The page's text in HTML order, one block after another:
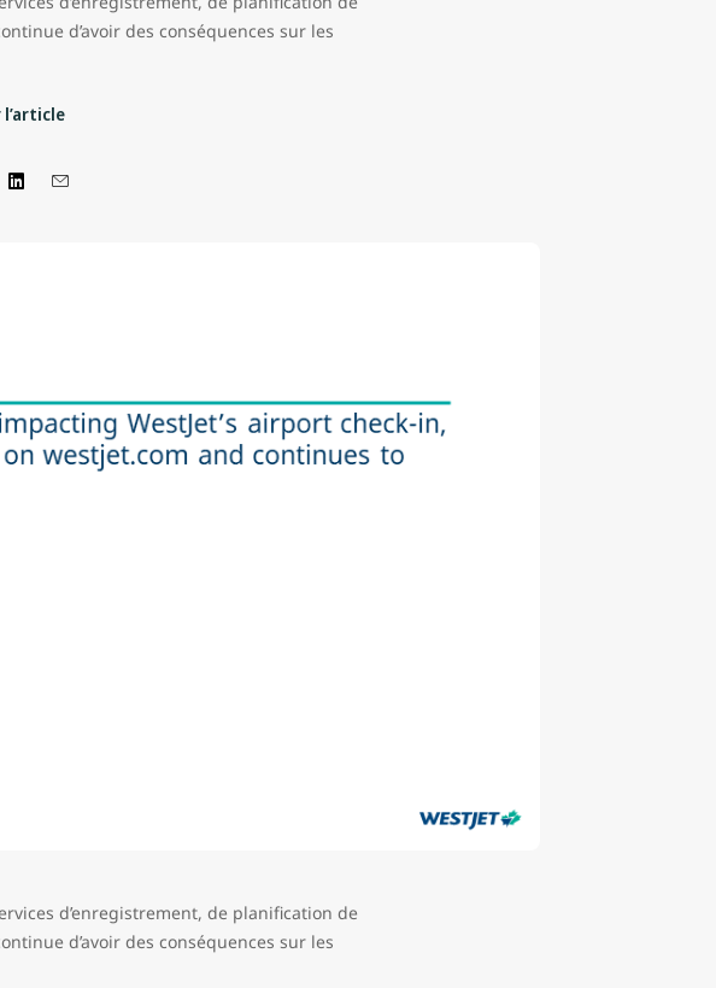
d’avoir des conséquences sur les
d’enregistrement, de planification de
d’avoir des conséquences sur les